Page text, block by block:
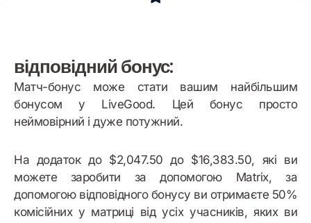
відповідний бонус:
Матч-бонус може стати вашим найбільшим
бонусом у LiveGood. Цей бонус просто
неймовірний і дуже потужний.
На додаток до $2,047.50 до $16,383.50, які ви
можете заробити за допомогою Matrix, за
допомогою відповідного бонусу ви отримаєте 50%
комісійних у матриці від усіх учасників, яких ви